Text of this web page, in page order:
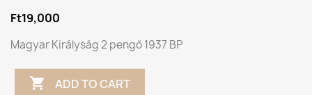
Ft19,000
Magyar Királyság 2 pengő 1937 BP
 ADD TO CART